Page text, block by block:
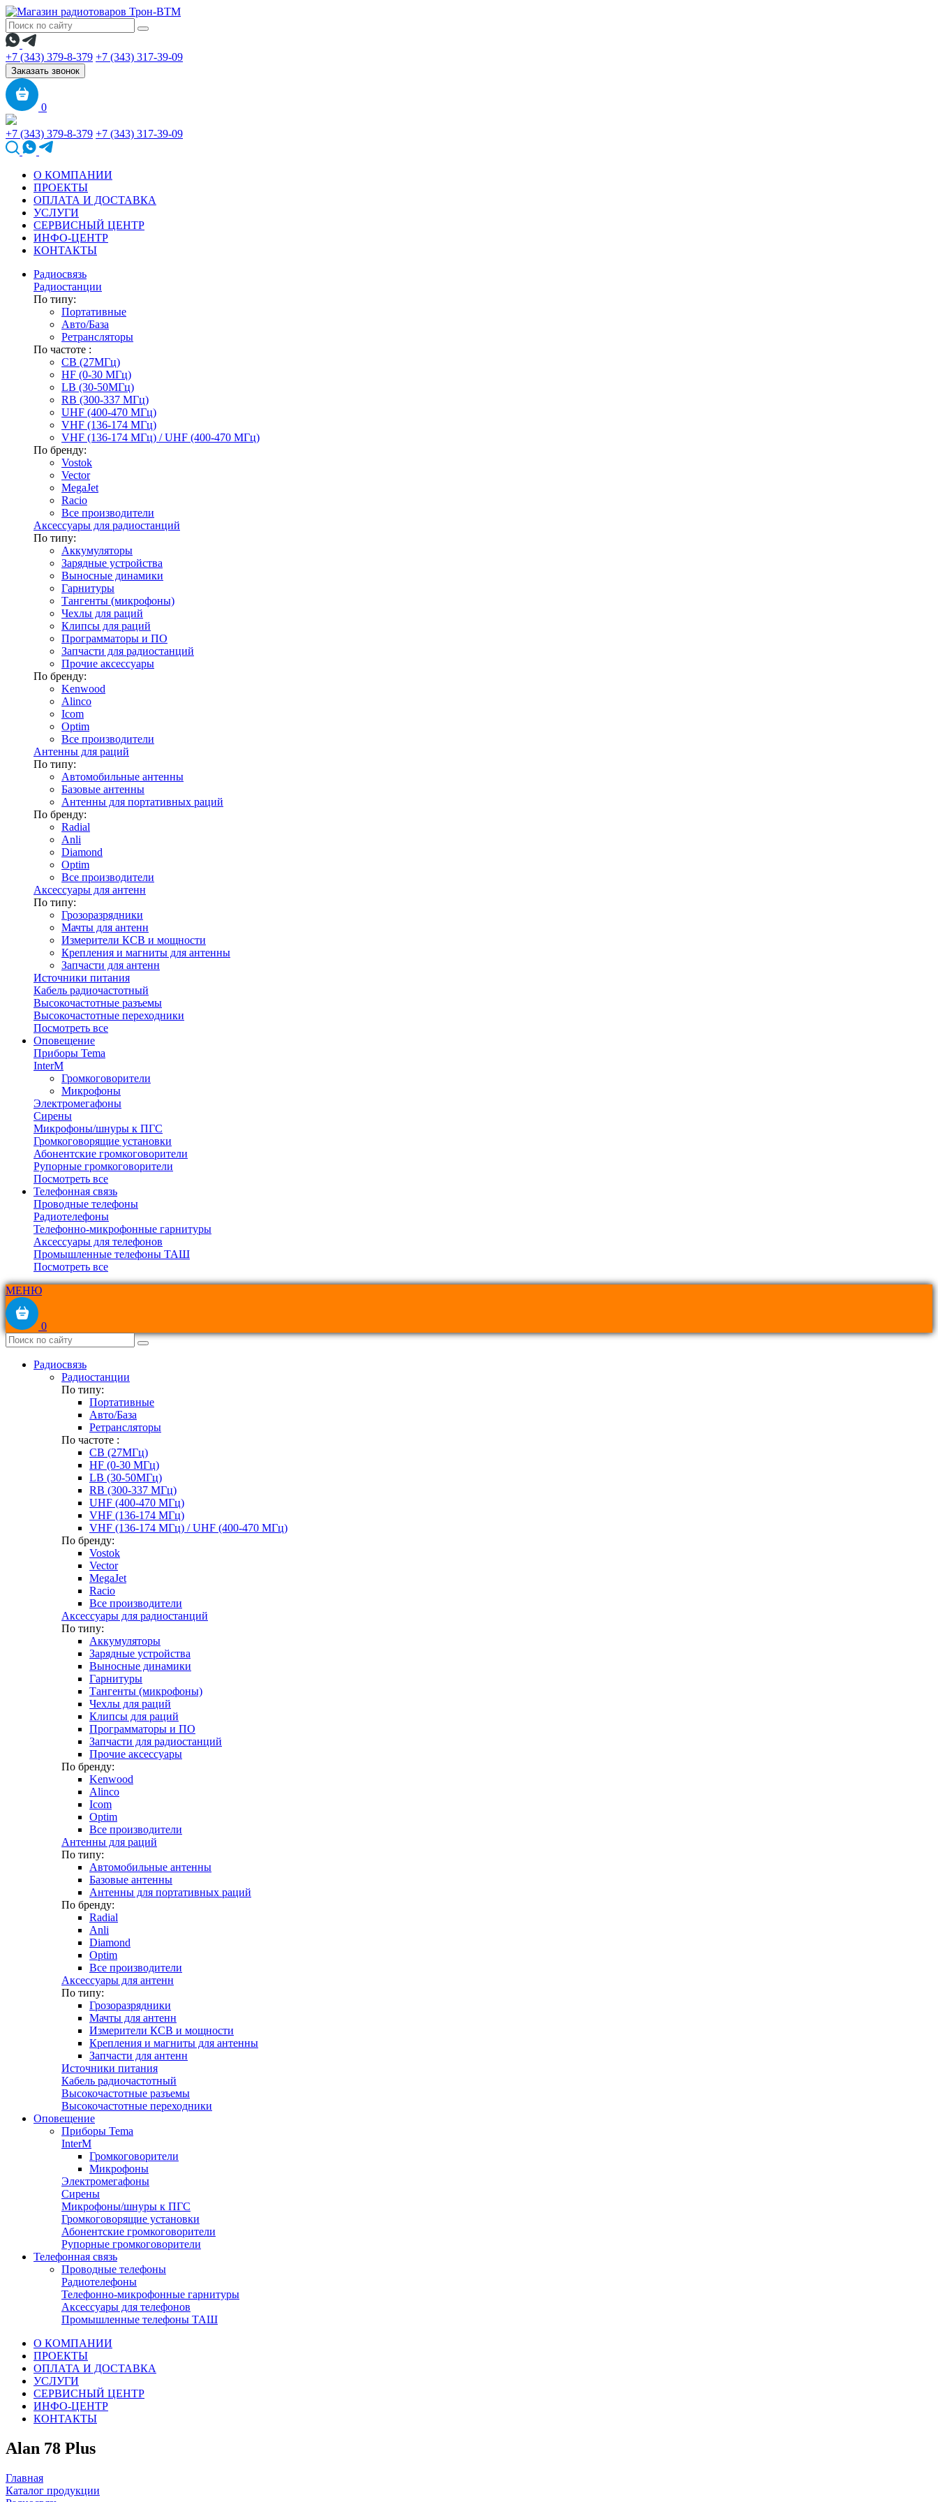
+7 (343) 379-8-379 +7 (343) 317-39-09
Заказать звонок
0
+7 (343) 379-8-379 +7 (343) 317-39-09
О КОМПАНИИ
ПРОЕКТЫ
ОПЛАТА И ДОСТАВКА
УСЛУГИ
СЕРВИСНЫЙ ЦЕНТР
ИНФО-ЦЕНТР
КОНТАКТЫ
Радиосвязь
Радиостанции
По типу:
Портативные
Авто/База
Ретрансляторы
По частоте :
CB (27МГц)
HF (0-30 МГц)
LB (30-50МГц)
RB (300-337 МГц)
UHF (400-470 МГц)
VHF (136-174 МГц)
VHF (136-174 МГц) / UHF (400-470 МГц)
По бренду:
Vostok
Vector
MegaJet
Racio
Все производители
Аксессуары для радиостанций
По типу:
Аккумуляторы
Зарядные устройства
Выносные динамики
Гарнитуры
Тангенты (микрофоны)
Чехлы для раций
Клипсы для раций
Программаторы и ПО
Запчасти для радиостанций
Прочие аксессуары
По бренду:
Kenwood
Alinco
Icom
Optim
Все производители
Антенны для раций
По типу:
Автомобильные антенны
Базовые антенны
Антенны для портативных раций
По бренду:
Radial
Anli
Diamond
Optim
Все производители
Аксессуары для антенн
По типу:
Грозоразрядники
Мачты для антенн
Измерители КСВ и мощности
Крепления и магниты для антенны
Запчасти для антенн
Источники питания
Кабель радиочастотный
Высокочастотные разъемы
Высокочастотные переходники
Посмотреть все
Оповещение
Приборы Tema
InterM
Громкоговорители
Микрофоны
Электромегафоны
Сирены
Микрофоны/шнуры к ПГС
Громкоговорящие установки
Абонентские громкоговорители
Рупорные громкоговорители
Посмотреть все
Телефонная связь
Проводные телефоны
Радиотелефоны
Телефонно-микрофонные гарнитуры
Аксессуары для телефонов
Промышленные телефоны ТАШ
Посмотреть все
МЕНЮ
0
Радиосвязь
Радиостанции
По типу:
Портативные
Авто/База
Ретрансляторы
По частоте :
CB (27МГц)
HF (0-30 МГц)
LB (30-50МГц)
RB (300-337 МГц)
UHF (400-470 МГц)
VHF (136-174 МГц)
VHF (136-174 МГц) / UHF (400-470 МГц)
По бренду:
Vostok
Vector
MegaJet
Racio
Все производители
Аксессуары для радиостанций
По типу:
Аккумуляторы
Зарядные устройства
Выносные динамики
Гарнитуры
Тангенты (микрофоны)
Чехлы для раций
Клипсы для раций
Программаторы и ПО
Запчасти для радиостанций
Прочие аксессуары
По бренду:
Kenwood
Alinco
Icom
Optim
Все производители
Антенны для раций
По типу:
Автомобильные антенны
Базовые антенны
Антенны для портативных раций
По бренду:
Radial
Anli
Diamond
Optim
Все производители
Аксессуары для антенн
По типу:
Грозоразрядники
Мачты для антенн
Измерители КСВ и мощности
Крепления и магниты для антенны
Запчасти для антенн
Источники питания
Кабель радиочастотный
Высокочастотные разъемы
Высокочастотные переходники
Оповещение
Приборы Tema
InterM
Громкоговорители
Микрофоны
Электромегафоны
Сирены
Микрофоны/шнуры к ПГС
Громкоговорящие установки
Абонентские громкоговорители
Рупорные громкоговорители
Телефонная связь
Проводные телефоны
Радиотелефоны
Телефонно-микрофонные гарнитуры
Аксессуары для телефонов
Промышленные телефоны ТАШ
О КОМПАНИИ
ПРОЕКТЫ
ОПЛАТА И ДОСТАВКА
УСЛУГИ
СЕРВИСНЫЙ ЦЕНТР
ИНФО-ЦЕНТР
КОНТАКТЫ
Alan 78 Plus
Главная
Каталог продукции